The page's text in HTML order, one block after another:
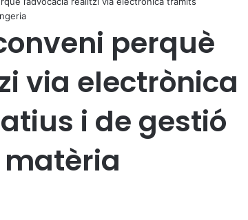
perquè
via electrònica
i de gestió